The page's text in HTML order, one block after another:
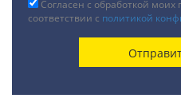
Согласен с обработкой
соответствии с политикой